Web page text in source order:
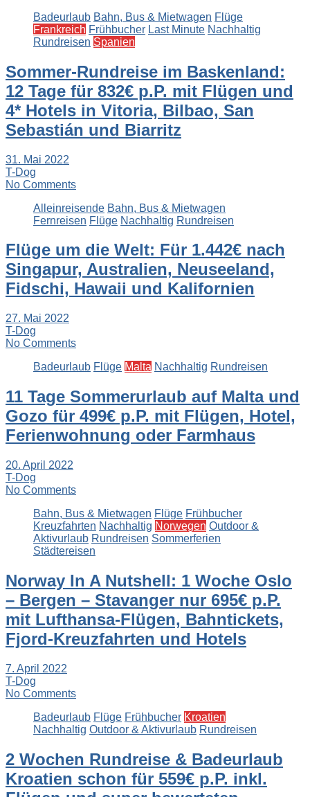
Badeurlaub Bahn, Bus & Mietwagen Flüge
Frankreich Frühbucher Last Minute Nachhaltig
Rundreisen Spanien
Sommer-Rundreise im Baskenland:
12 Tage für 832€ p.P. mit Flügen und
4* Hotels in Vitoria, Bilbao, San
Sebastián und Biarritz
31. Mai 2022
T-Dog
No Comments
Alleinreisende Bahn, Bus & Mietwagen
Fernreisen Flüge Nachhaltig Rundreisen
Flüge um die Welt: Für 1.442€ nach
Singapur, Australien, Neuseeland,
Fidschi, Hawaii und Kalifornien
27. Mai 2022
T-Dog
No Comments
Badeurlaub Flüge Malta Nachhaltig Rundreisen
11 Tage Sommerurlaub auf Malta und
Gozo für 499€ p.P. mit Flügen, Hotel,
Ferienwohnung oder Farmhaus
20. April 2022
T-Dog
No Comments
Bahn, Bus & Mietwagen Flüge Frühbucher
Kreuzfahrten Nachhaltig Norwegen Outdoor &
Aktivurlaub Rundreisen Sommerferien
Städtereisen
Norway In A Nutshell: 1 Woche Oslo
– Bergen – Stavanger nur 695€ p.P.
mit Lufthansa-Flügen, Bahntickets,
Fjord-Kreuzfahrten und Hotels
7. April 2022
T-Dog
No Comments
Badeurlaub Flüge Frühbucher Kroatien
Nachhaltig Outdoor & Aktivurlaub Rundreisen
2 Wochen Rundreise & Badeurlaub
Kroatien schon für 559€ p.P. inkl.